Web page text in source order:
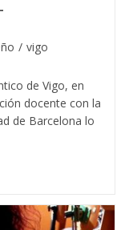
/ vigo
de Vigo, en
docente con la
de Barcelona lo